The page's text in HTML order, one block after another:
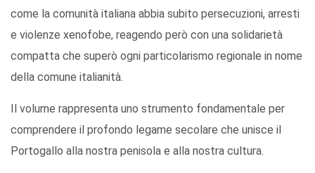
come la comunità italiana abbia subito persecuzioni, arresti
e violenze xenofobe, reagendo però con una solidarietà
compatta che superò ogni particolarismo regionale in nome
della comune italianità.
Il volume rappresenta uno strumento fondamentale per
comprendere il profondo legame secolare che unisce il
Portogallo alla nostra penisola e alla nostra cultura.